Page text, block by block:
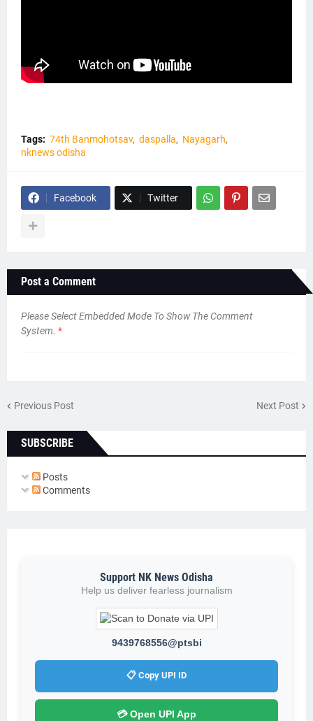
Tags: 74th Banmohotsav daspalla
Nayagarh
nknews odisha
Facebook Twitter
Post a Comment
Please Select Embedded Mode To Show The Comment
System. *
Previous Post Next Post
SUBSCRIBE
Posts
Comments
Support NK News Odisha
Help us deliver fearless journalism
9439768556@ptsbi
📋 Copy UPI ID
💳 Open UPI App